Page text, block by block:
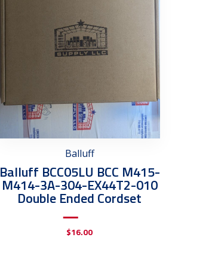
Balluff
Balluff BCC05LU BCC M415-
M414-3A-304-EX44T2-010
Double Ended Cordset
$16.00